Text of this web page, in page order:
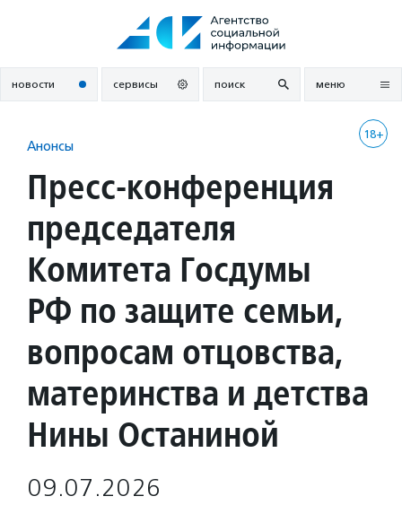
новости сервисы поиск меню
18+
Анонсы
Пресс-конференция
председателя
Комитета Госдумы
РФ по защите семьи,
вопросам отцовства,
материнства и детства
Нины Останиной
09.07.2026